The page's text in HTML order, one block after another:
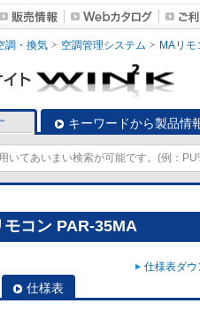
調・換気 空調管理システム MAリモ
キーワードから製品情
コン PAR-35MA
仕様表ダ
仕様表